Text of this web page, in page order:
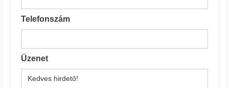
Telefonszám
Üzenet